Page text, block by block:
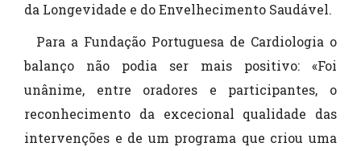
da Longevidade e do Envelhecimento Saudável.
Para a Fundação Portuguesa de Cardiologia o
balanço não podia ser mais positivo: «Foi
unânime, entre oradores e participantes, o
reconhecimento da excecional qualidade das
intervenções e de um programa que criou uma